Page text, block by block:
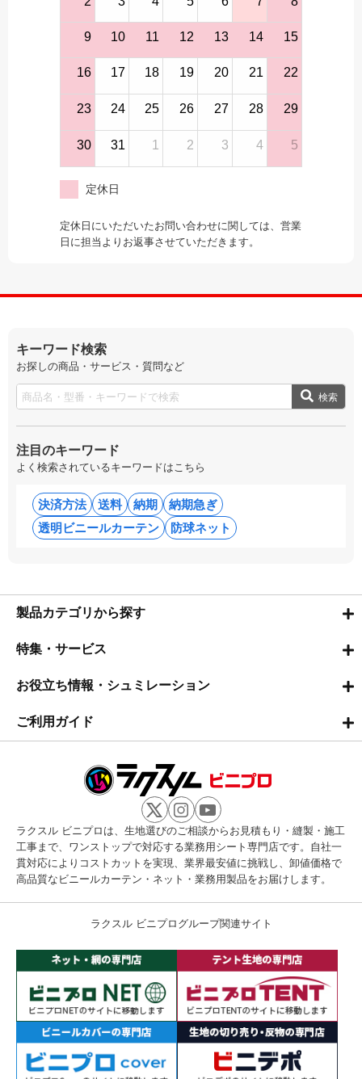
9 10 11 12 13 14 15
16 17 18 19 20 21 22
23 24 25 26 27 28 29
30 31 1 2 3 4 5
定休日
定休日にいただいたお問い合わせに関しては、営業
日に担当よりお返事させていただきます。
キーワード検索
お探しの商品・サービス・質問など
検索
注目のキーワード
よく検索されているキーワードはこちら
決済方法 送料 納期
納期急ぎ
透明ビニールカーテン
防球ネット
製品カテゴリから探す
特集・サービス
お役立ち情報・シュミレーション
ご利用ガイド
ラクスル ビニプロは、生地選びのご相談からお見積もり・縫製・施工
工事まで、ワンストップで対応する業務用シート専門店です。自社一
貫対応によりコストカットを実現、業界最安値に挑戦し、卸値価格で
高品質なビニールカーテン・ネット・業務用製品をお届けします。
ラクスル ビニプログループ関連サイト